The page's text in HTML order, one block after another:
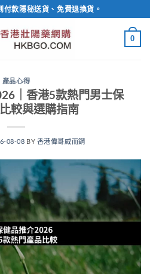
款隱秘送貨、免費退換貨。
0
產品心得
｜香港5款熱門男士保
較與選購指南
08-08 BY 香港偉哥威而鋼